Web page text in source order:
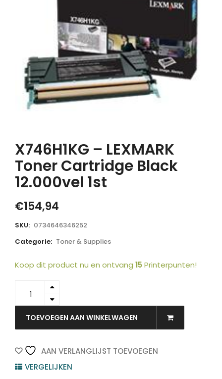
uw
X746H1KG – LEXMARK
Toner Cartridge Black
12.000vel 1st
€154,94
SKU: 0734646346252
Categorie: Toner & Supplies
Koop dit product nu en ontvang 15 Printerpunten!
X746H1KG
LEXMARK
Toner
Cartridge
12.000vel
quantity
TOEVOEGEN AAN WINKELWAGEN
AAN VERLANGLIJST TOEVOEGEN
VERGELIJKEN